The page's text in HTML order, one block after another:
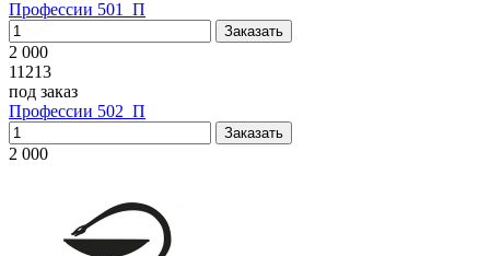
Профессии 501_П
2 000
11213
под заказ
Профессии 502_П
2 000